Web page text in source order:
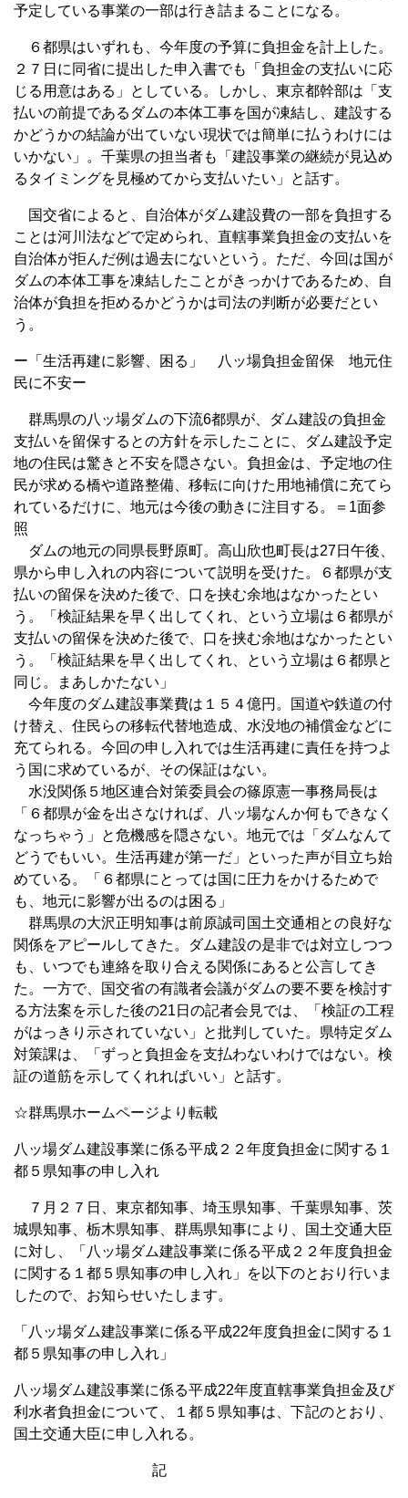
予定している事業の一部は行き詰まることになる。
６都県はいずれも、今年度の予算に負担金を計上した。
２７日に同省に提出した申入書でも「負担金の支払いに応
じる用意はある」としている。しかし、東京都幹部は「支
払いの前提であるダムの本体工事を国が凍結し、建設する
かどうかの結論が出ていない現状では簡単に払うわけには
いかない」。千葉県の担当者も「建設事業の継続が見込め
るタイミングを見極めてから支払いたい」と話す。
国交省によると、自治体がダム建設費の一部を負担する
ことは河川法などで定められ、直轄事業負担金の支払いを
自治体が拒んだ例は過去にないという。ただ、今回は国が
ダムの本体工事を凍結したことがきっかけであるため、自
治体が負担を拒めるかどうかは司法の判断が必要だとい
う。
ー「生活再建に影響、困る」 八ッ場負担金留保 地元住
民に不安ー
群馬県の八ッ場ダムの下流6都県が、ダム建設の負担金
支払いを留保するとの方針を示したことに、ダム建設予定
地の住民は驚きと不安を隠さない。負担金は、予定地の住
民が求める橋や道路整備、移転に向けた用地補償に充てら
れているだけに、地元は今後の動きに注目する。＝1面参
照
ダムの地元の同県長野原町。高山欣也町長は27日午後、
県から申し入れの内容について説明を受けた。６都県が支
払いの留保を決めた後で、口を挟む余地はなかったとい
う。「検証結果を早く出してくれ、という立場は６都県が
支払いの留保を決めた後で、口を挟む余地はなかったとい
う。「検証結果を早く出してくれ、という立場は６都県と
同じ。まあしかたない」
今年度のダム建設事業費は１５４億円。国道や鉄道の付
け替え、住民らの移転代替地造成、水没地の補償金などに
充てられる。今回の申し入れでは生活再建に責任を持つよ
う国に求めているが、その保証はない。
水没関係５地区連合対策委員会の篠原憲一事務局長は
「６都県が金を出さなければ、八ッ場なんか何もできなく
なっちゃう」と危機感を隠さない。地元では「ダムなんて
どうでもいい。生活再建が第一だ」といった声が目立ち始
めている。「６都県にとっては国に圧力をかけるためで
も、地元に影響が出るのは困る」
群馬県の大沢正明知事は前原誠司国土交通相との良好な
関係をアピールしてきた。ダム建設の是非では対立しつつ
も、いつでも連絡を取り合える関係にあると公言してき
た。一方で、国交省の有識者会議がダムの要不要を検討す
る方法案を示した後の21日の記者会見では、「検証の工程
がはっきり示されていない」と批判していた。県特定ダム
対策課は、「ずっと負担金を支払わないわけではない。検
証の道筋を示してくれればいい」と話す。
☆群馬県ホームページより転載
八ッ場ダム建設事業に係る平成２２年度負担金に関する１
都５県知事の申し入れ
７月２７日、東京都知事、埼玉県知事、千葉県知事、茨
城県知事、栃木県知事、群馬県知事により、国土交通大臣
に対し、「八ッ場ダム建設事業に係る平成２２年度負担金
に関する１都５県知事の申し入れ」を以下のとおり行いま
したので、お知らせいたします。
「八ッ場ダム建設事業に係る平成22年度負担金に関する１
都５県知事の申し入れ」
八ッ場ダム建設事業に係る平成22年度直轄事業負担金及び
利水者負担金について、１都５県知事は、下記のとおり、
国土交通大臣に申し入れる。
記